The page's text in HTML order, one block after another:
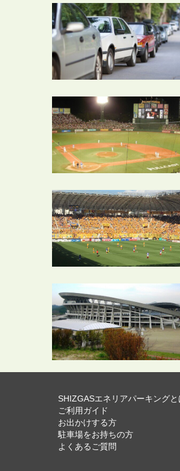
SHIZGASエネリアパーキングと
ご利用ガイド
お出かけする方
駐車場をお持ちの方
よくあるご質問